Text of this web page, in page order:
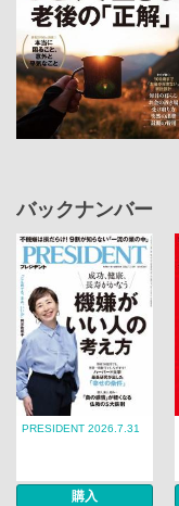
バックナンバー
PRESIDENT 2026.7.31
購入